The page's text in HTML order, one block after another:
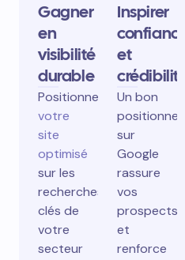
Gagner
en
visibilité
durable
Positionnez
votre
site
optimisé
sur les
recherches
clés de
votre
secteur
Inspirer
confiance
et
crédibilité
Un bon
sur
Google
rassure
vos
prospects
et
renforce